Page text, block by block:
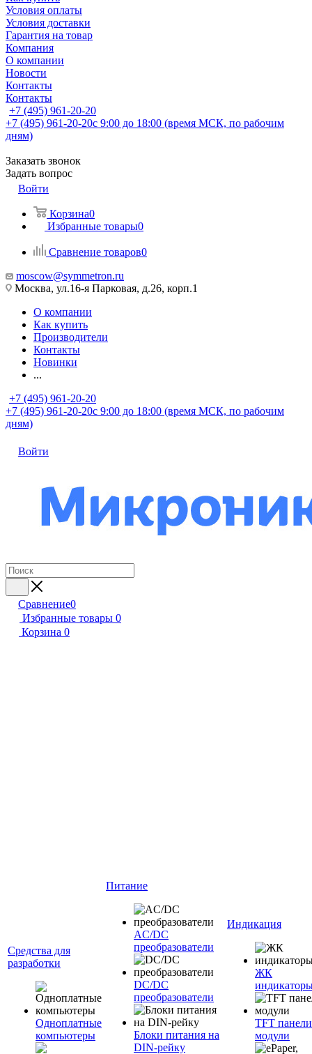
Условия оплаты
Условия доставки
Гарантия на товар
Компания
О компании
Новости
Контакты
Контакты
+7 (495) 961-20-20
+7 (495) 961-20-20с 9:00 до 18:00 (время МСК, по рабочим
дням)
Заказать звонок
Задать вопрос
Войти
Корзина0
Избранные товары0
Сравнение товаров0
moscow@symmetron.ru
Москва, ул.16-я Парковая, д.26, корп.1
О компании
Как купить
Производители
Контакты
Новинки
...
+7 (495) 961-20-20
+7 (495) 961-20-20с 9:00 до 18:00 (время МСК, по рабочим
дням)
Войти
Сравнение0
Избранные товары 0
Корзина 0
Средства для
разработки
Одноплатные
компьютеры
Питание
AC/DC
преобразователи
DC/DC
преобразователи
Блоки питания на
DIN-рейку
Индикация
ЖК
TFT
модули